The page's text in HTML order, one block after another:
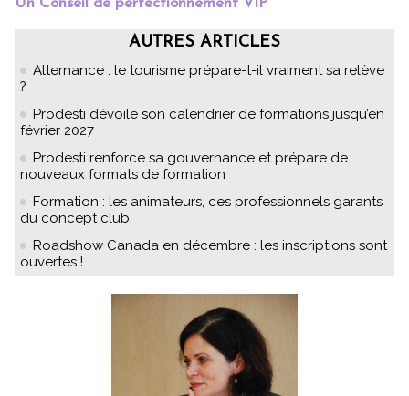
AUTRES ARTICLES
Alternance : le tourisme prépare-t-il vraiment sa relève
?
Prodesti dévoile son calendrier de formations jusqu’en
février 2027
Prodesti renforce sa gouvernance et prépare de
nouveaux formats de formation
Formation : les animateurs, ces professionnels garants
du concept club
Roadshow Canada en décembre : les inscriptions sont
ouvertes !